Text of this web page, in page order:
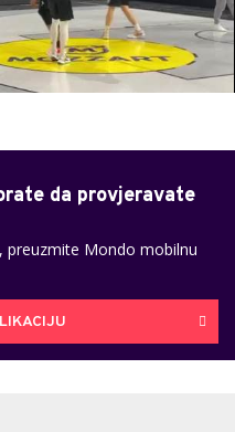
da provjeravate
preuzmite Mondo mobilnu